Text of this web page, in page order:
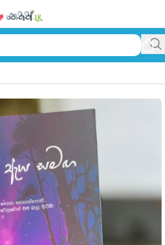
nethuwa eya samaga